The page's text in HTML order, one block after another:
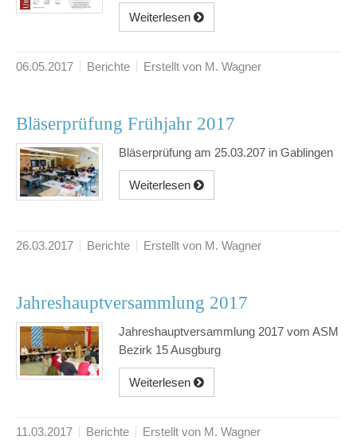
Weiterlesen
06.05.2017 Berichte Erstellt von M. Wagner
Bläserprüfung Frühjahr 2017
Bläserprüfung am 25.03.207 in Gablingen
Weiterlesen
26.03.2017 Berichte Erstellt von M. Wagner
Jahreshauptversammlung 2017
Jahreshauptversammlung 2017 vom ASM
Bezirk 15 Ausgburg
Weiterlesen
11.03.2017 Berichte Erstellt von M. Wagner